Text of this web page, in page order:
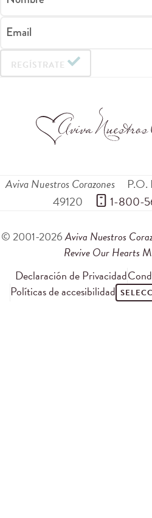
Email
REGÍSTRATE
Aviva Nuestros Corazones
49120
1-800-
© 2001-2026Aviva Nuestros
Revive Our Hearts
Declaración de Privacidad
Políticas de accesibilidad